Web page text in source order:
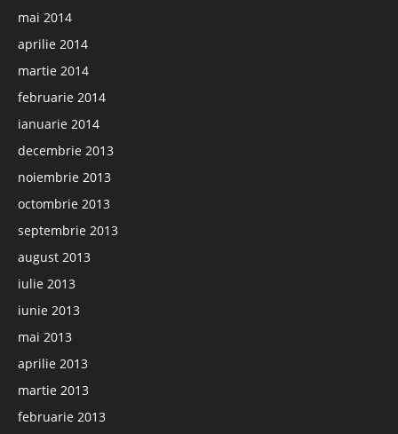
mai 2014
aprilie 2014
martie 2014
februarie 2014
ianuarie 2014
decembrie 2013
noiembrie 2013
octombrie 2013
septembrie 2013
august 2013
iulie 2013
iunie 2013
mai 2013
aprilie 2013
martie 2013
februarie 2013